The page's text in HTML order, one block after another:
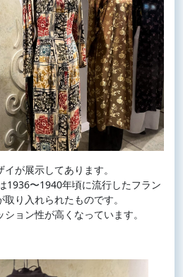
が展示してあります。
1936〜1940年頃に流行したフラン
り入れられたものです。
ョン性が高くなっています。